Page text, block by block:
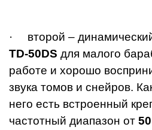
· второй –
TD-50DS для малого
работе и хорошо
звука томов и снейров.
него есть встроенный
частотный диапазон от